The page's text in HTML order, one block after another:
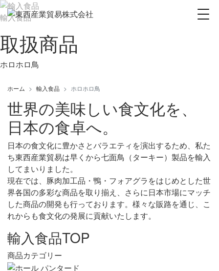
輸入食品
取扱商品
ホロホロ鳥
ホーム 輸入食品 ホロホロ鳥
世界の美味しい食文化を、
日本の食卓へ。
日本の食文化に豊かさとバラエティを演出するため、私た
ち東西産業貿易は早くから七面鳥（ターキー）製品を輸入
してまいりました。
現在では、豚肉加工品・鴨・フォアグラをはじめとした世
界各国の多彩な商品を取り揃え、さらに日本市場にマッチ
した商品の開発も行っております。様々な販路を通じ、こ
れからも食文化の発展に貢献いたします。
輸入食品TOP
商品カテゴリー